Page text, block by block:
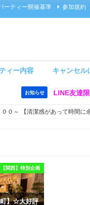
ーティー開催基準 参加規約
ィー内容 キャンセル
お知らせ LINE友達
００～ 【清潔感があって時間
【関西】特別企画
町】☆大好評